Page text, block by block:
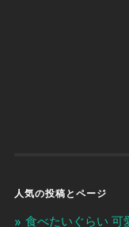
人気の投稿とページ
食べたいぐらい 可